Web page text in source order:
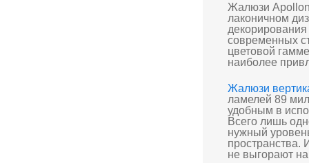
Жалюзи
лаконичном
современных
цветовой
наиболее
Жалюзи
ламелей 89
удобным в
Всего лишь
нужный
пространства.
не выгорают